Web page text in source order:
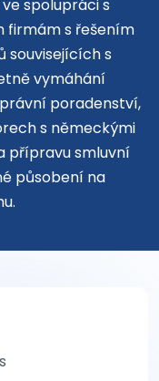
spolupráci s
firmám s řešením
souvisejících s
vymáhání
poradenství,
s německými
přípravu smluvní
působení na